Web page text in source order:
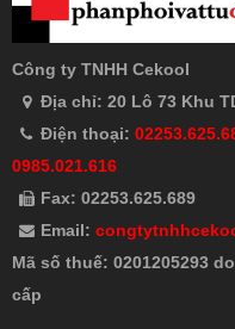
Công ty TNHH Cekool
Địa chỉ: 20 Lô 73 Khu
Điện thoại:
0985.021.616
Fax: 02253.625.689
Email:
Mã số thuế: 0201205293
cấp